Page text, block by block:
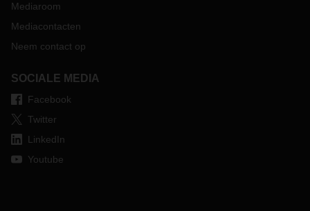
Mediaroom
Mediacontacten
Neem contact op
SOCIALE MEDIA
Facebook
Twitter
LinkedIn
Youtube